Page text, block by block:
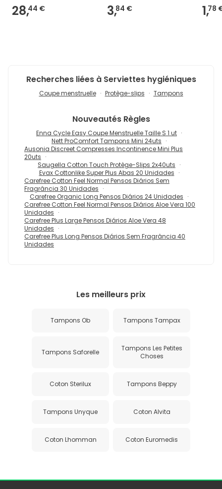
28,44 € 3,84 € 1,78
Recherches liées à Serviettes hygiéniques
Coupe menstruelle Protège-slips Tampons
Nouveautés Règles
Enna Cycle Easy Coupe Menstruelle Taille S 1 ut
Nett ProComfort Tampons Mini 24uts
Ausonia Discreet Compresses Incontinence Mini Plus
20uts
Saugella Cotton Touch Protège-Slips 2x40uts
Evax Cottonlike Super Plus Abas 20 Unidades
Carefree Cotton Feel Normal Pensos Diários Sem
Fragrância 30 Unidades
Carefree Organic Long Pensos Diários 24 Unidades
Carefree Cotton Feel Normal Pensos Diários Aloe Vera 100
Unidades
Carefree Plus Large Pensos Diários Aloe Vera 48
Unidades
Carefree Plus Long Pensos Diários Sem Fragrância 40
Unidades
Les meilleurs prix
Tampons Ob Tampons Tampax
Tampons Saforelle
Tampons Les Petites
Choses
Coton Sterilux Tampons Beppy
Tampons Unyque Coton Alvita
Coton Lhomman Coton Euromedis